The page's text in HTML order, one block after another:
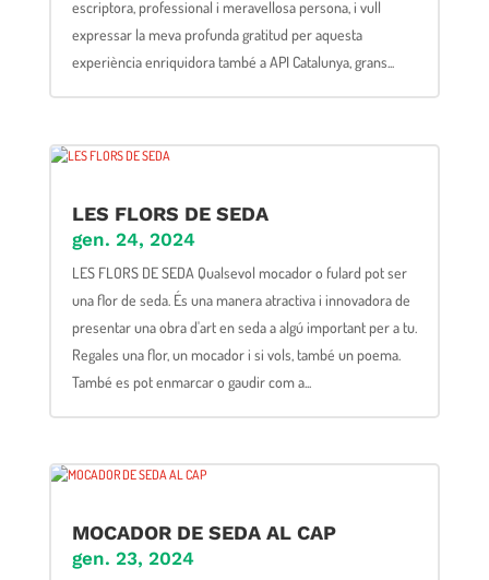
escriptora, professional i meravellosa persona, i vull
expressar la meva profunda gratitud per aquesta
experiència enriquidora també a API Catalunya, grans...
LES FLORS DE SEDA
gen. 24, 2024
LES FLORS DE SEDA Qualsevol mocador o fulard pot ser
una flor de seda. És una manera atractiva i innovadora de
presentar una obra d'art en seda a algú important per a tu.
Regales una flor, un mocador i si vols, també un poema.
També es pot enmarcar o gaudir com a...
MOCADOR DE SEDA AL CAP
gen. 23, 2024